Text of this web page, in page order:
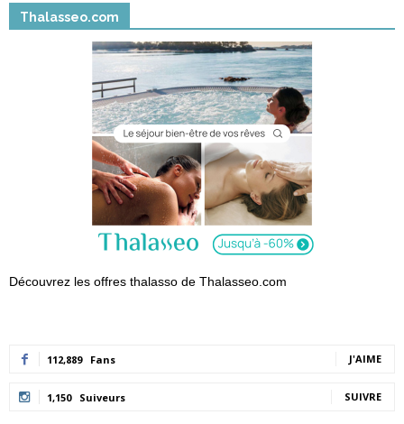
Thalasseo.com
Découvrez les offres thalasso de Thalasseo.com
112,889 Fans J'AIME
1,150 Suiveurs SUIVRE